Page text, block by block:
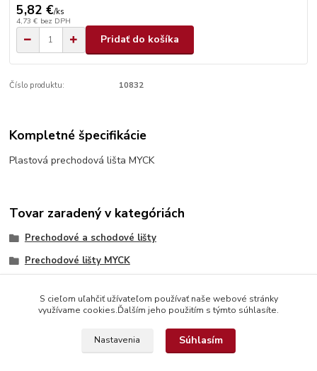
5,82 €/ks
4,73 € bez DPH
Pridať do košíka
Číslo produktu: 10832
Kompletné špecifikácie
Plastová prechodová lišta MYCK
Tovar zaradený v kategóriách
Prechodové a schodové lišty
Prechodové lišty MYCK
S cieľom uľahčiť užívateľom používať naše webové stránky
využívame cookies.Ďalším jeho použitím s týmto súhlasíte.
Nastavenia Súhlasím